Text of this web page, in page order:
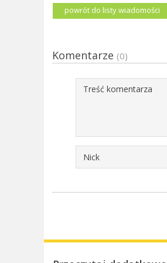
powrót do listy wiadomości
Komentarze (0)